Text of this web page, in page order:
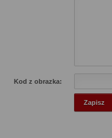
Kod z obrazka: